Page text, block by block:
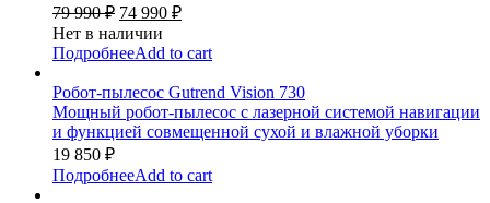
79 990₽ 74 990 ₽
Нет в наличии
ПодробнееAdd to cart
Робот-пылесос Gutrend Vision 730
Мощный робот-пылесос с лазерной системой навигации
и функцией совмещенной сухой и влажной уборки
19 850 ₽
ПодробнееAdd to cart